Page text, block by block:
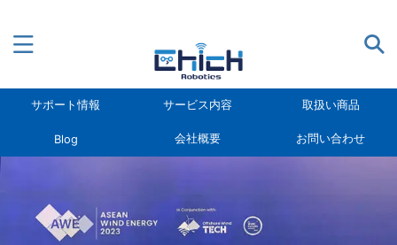
サポート情報 サービス内容 取扱い商品
Blog 会社概要 お問い合わせ